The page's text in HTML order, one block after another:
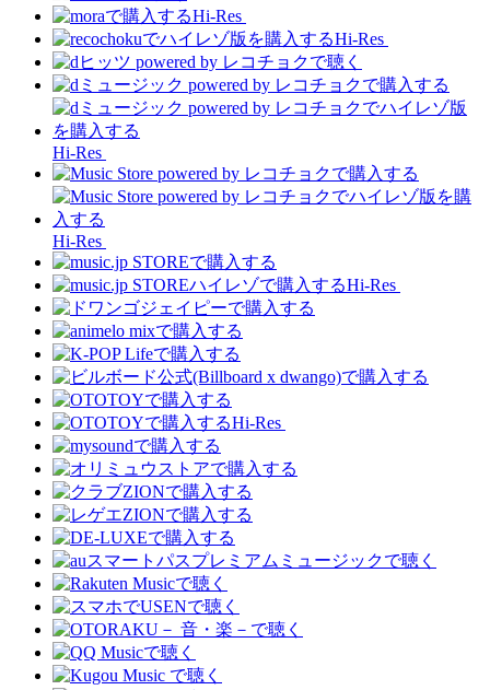
Hi-Res
Hi-Res
Hi-Res
Hi-Res
Hi-Res
Hi-Res